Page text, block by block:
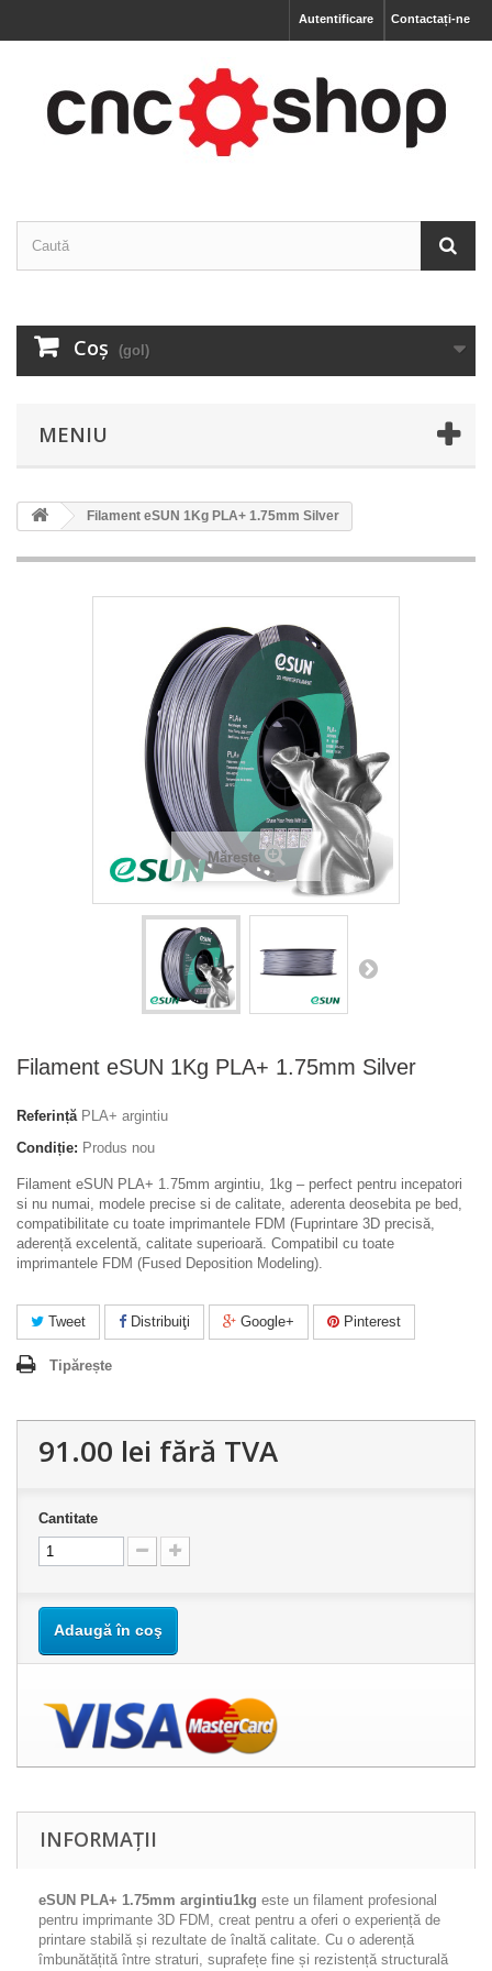
Contactați-ne
Autentificare
Coş (gol)
MENIU
Filament eSUN 1Kg PLA+ 1.75mm Silver
Mărește
Filament eSUN 1Kg PLA+ 1.75mm Silver
Referință PLA+ argintiu
Condiție: Produs nou
Filament eSUN PLA+ 1.75mm argintiu, 1kg – perfect pentru incepatori
si nu numai, modele precise si de calitate, aderenta deosebita pe bed,
compatibilitate cu toate imprimantele FDM (Fuprintare 3D precisă,
aderență excelentă, calitate superioară. Compatibil cu toate
imprimantele FDM (Fused Deposition Modeling).
Tweet Distribuiţi Google+ Pinterest
Tipărește
91.00 lei fără TVA
Cantitate
Adaugă în coş
INFORMAȚII
eSUN PLA+ 1.75mm argintiu1kg este un filament profesional
pentru imprimante 3D FDM, creat pentru a oferi o experiență de
printare stabilă și rezultate de înaltă calitate. Cu o aderență
îmbunătățită între straturi, suprafețe fine și rezistență structurală